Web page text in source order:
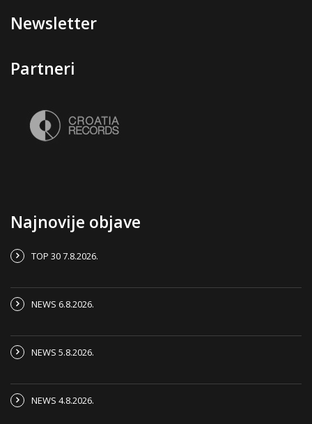
Newsletter
Partneri
Najnovije objave
TOP 30 7.8.2026.
NEWS 6.8.2026.
NEWS 5.8.2026.
NEWS 4.8.2026.